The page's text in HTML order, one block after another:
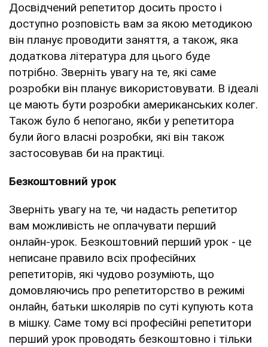
Досвідчений репетитор досить просто і
доступно розповість вам за якою методикою
він планує проводити заняття, а також, яка
додаткова література для цього буде
потрібно. Зверніть увагу на те, які саме
розробки він планує використовувати. В ідеалі
це мають бути розробки американських колег.
Також було б непогано, якби у репетитора
були його власні розробки, які він також
застосовував би на практиці.
Безкоштовний урок
Зверніть увагу на те, чи надасть репетитор
вам можливість не оплачувати перший
онлайн-урок. Безкоштовний перший урок - це
неписане правило всіх професійних
репетиторів, які чудово розуміють, що
домовляючись про репетиторство в режимі
онлайн, батьки школярів по суті купують кота
в мішку. Саме тому всі професійні репетитори
перший урок проводять безкоштовно і тільки